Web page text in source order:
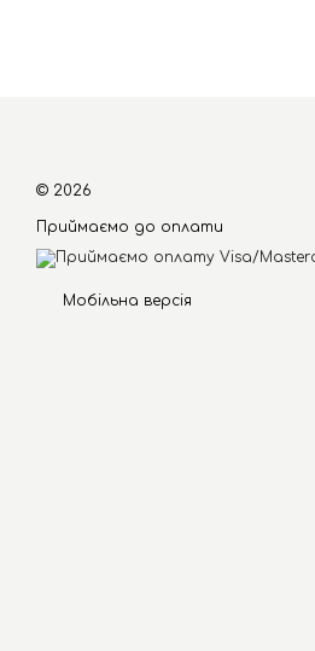
© 2026
Приймаємо до оплати
Мобільна версія